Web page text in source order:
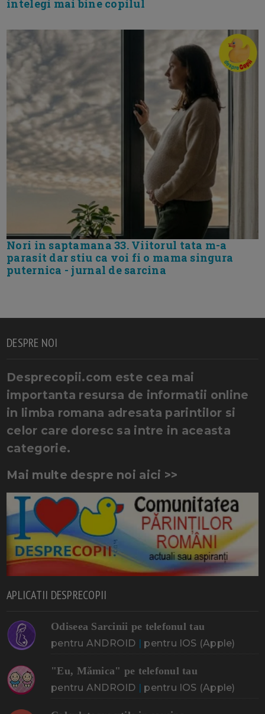
intelegi mai bine copilul
Nori in saptamana 33. Viitorul tata m-a
parasit dar stiu ca voi fi o mama singura
puternica - jurnal de sarcina
DESPRE NOI
Desprecopii.com este cea mai
importanta resursa de informatii online
in limba romana adresata parintilor si
celor care doresc sa intre in aceasta
categorie.
Mai multe despre noi aici >>
APLICATII DESPRECOPII
Odiseea Sarcinii pe telefonul tau
pentru ANDROID pentru IOS (Apple)
"Eu, Mămica" pe telefonul tau
pentru ANDROID pentru IOS (Apple)